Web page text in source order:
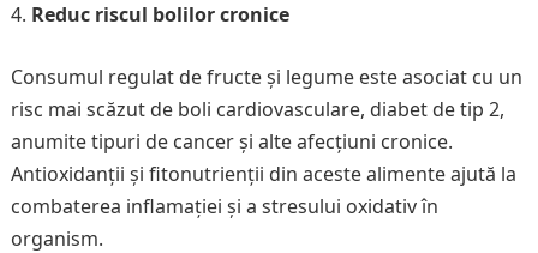
Reduc riscul bolilor cronice
Consumul regulat de fructe și legume este asociat cu un
risc mai scăzut de boli cardiovasculare, diabet de tip 2,
anumite tipuri de cancer și alte afecțiuni cronice.
Antioxidanții și fitonutrienții din aceste alimente ajută la
combaterea inflamației și a stresului oxidativ în
organism.